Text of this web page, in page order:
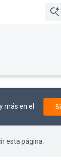
más en el
esta página.